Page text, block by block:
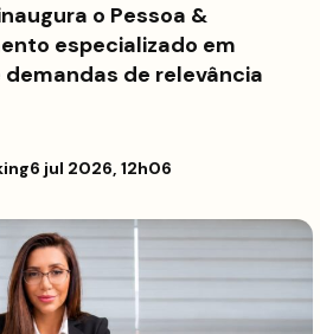
o Pessoa &
especializado em
de relevância
6 jul 2026, 12h06